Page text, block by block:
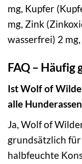
mg, Kupfer
mg, Zink
wasserfrei) 2
FAQ – Häufig
Ist Wolf of
alle
Ja, Wolf of
grundsätzlich
halbfeuchte